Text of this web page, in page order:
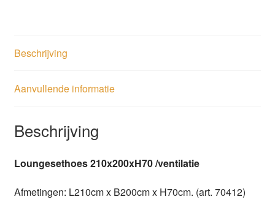
Beschrijving
Aanvullende informatie
Beschrijving
Loungesethoes 210x200xH70 /ventilatie
Afmetingen: L210cm x B200cm x H70cm. (art. 70412)